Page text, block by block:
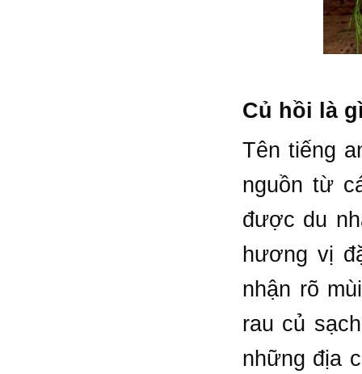
Củ hồi là
Tên tiếng
nguồn từ
được du
hương vị
nhận rõ
rau củ
những địa